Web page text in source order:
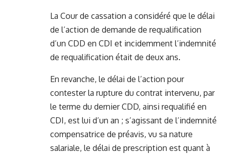
La Cour de cassation a considéré que le délai
de l’action de demande de requalification
d’un CDD en CDI et incidemment l’indemnité
de requalification était de deux ans.
En revanche, le délai de l’action pour
contester la rupture du contrat intervenu, par
le terme du dernier CDD, ainsi requalifié en
CDI, est lui d’un an ; s’agissant de l’indemnité
compensatrice de préavis, vu sa nature
salariale, le délai de prescription est quant à